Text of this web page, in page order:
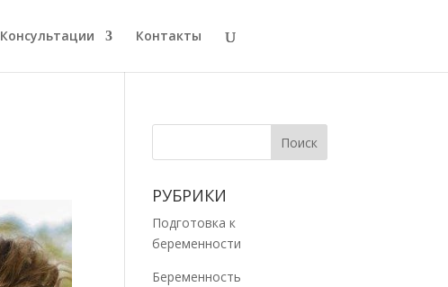
Консультации Контакты
РУБРИКИ
Подготовка к
беременности
Беременность